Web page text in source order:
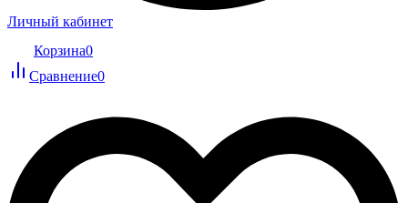
Личный кабинет
Корзина0
Сравнение0